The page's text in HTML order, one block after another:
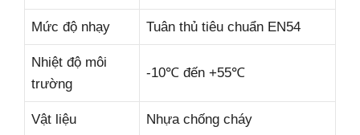
Mức độ nhạy Tuân thủ tiêu chuẩn EN54
Nhiệt độ môi
trường
-10℃ đến +55℃
Vật liệu Nhựa chống cháy